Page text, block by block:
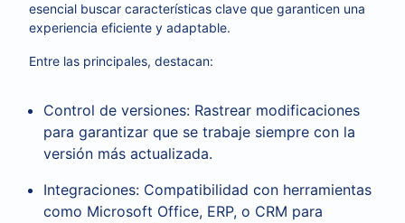
esencial buscar características clave que garanticen una
experiencia eficiente y adaptable.
Entre las principales, destacan:
Control de versiones: Rastrear modificaciones
para garantizar que se trabaje siempre con la
versión más actualizada.
Integraciones: Compatibilidad con herramientas
como Microsoft Office, ERP, o CRM para